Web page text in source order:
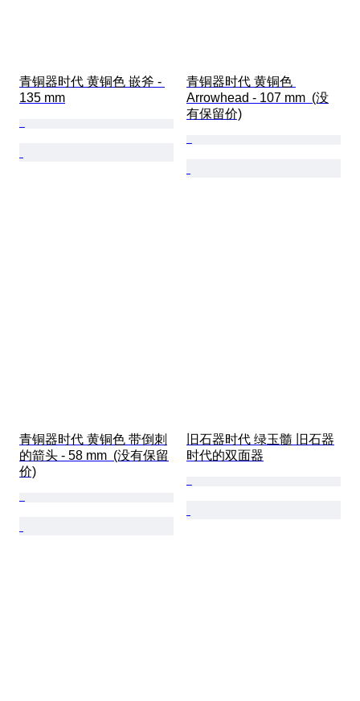
青铜器时代 黄铜色 嵌斧 -
135 mm
青铜器时代 黄铜色
Arrowhead - 107 mm  (没
有保留价)
青铜器时代 黄铜色 带倒刺
的箭头 - 58 mm  (没有保留
价)
旧石器时代 绿玉髓 旧石器
时代的双面器